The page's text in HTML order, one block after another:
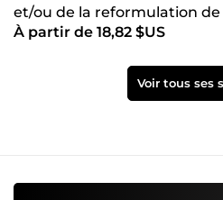
et/ou de la reformulation de
À partir de 18,82 $US
Voir tous ses